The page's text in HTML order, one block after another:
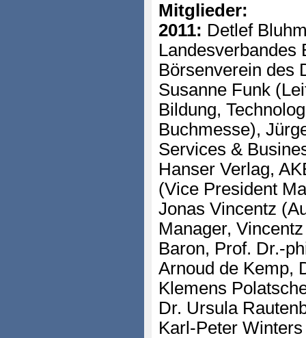
Mitglieder:
2011: Detlef
Landesverbandes
Börsenverein des
Susanne Funk
Bildung,
Buchmesse),
Services &
Hanser Verlag,
(Vice President
Jonas Vincentz
Manager,
Baron, Prof. Dr.-
Arnoud de Kemp,
Klemens
Dr. Ursula
Karl-Peter